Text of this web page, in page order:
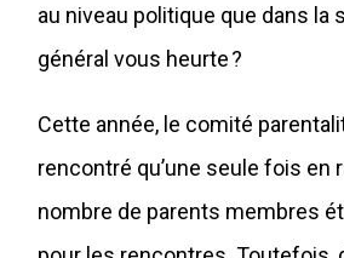
au niveau politique que dans la
général vous heurte ?
Cette année, le comité
rencontré qu’une seule fois en
nombre de parents membres